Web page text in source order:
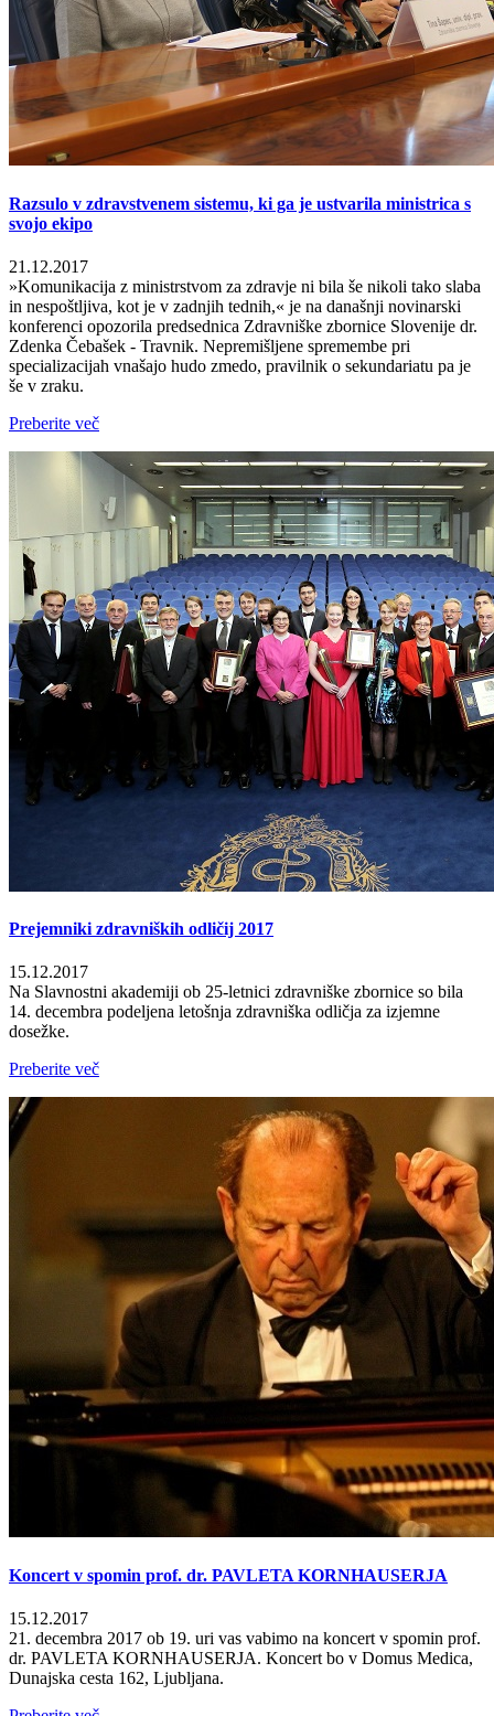
Razsulo v zdravstvenem sistemu, ki ga je ustvarila ministrica s
svojo ekipo
21.12.2017
»Komunikacija z ministrstvom za zdravje ni bila še nikoli tako slaba
in nespoštljiva, kot je v zadnjih tednih,« je na današnji novinarski
konferenci opozorila predsednica Zdravniške zbornice Slovenije dr.
Zdenka Čebašek - Travnik. Nepremišljene spremembe pri
specializacijah vnašajo hudo zmedo, pravilnik o sekundariatu pa je
še v zraku.
Preberite več
Prejemniki zdravniških odličij 2017
15.12.2017
Na Slavnostni akademiji ob 25-letnici zdravniške zbornice so bila
14. decembra podeljena letošnja zdravniška odličja za izjemne
dosežke.
Preberite več
Koncert v spomin prof. dr. PAVLETA KORNHAUSERJA
15.12.2017
21. decembra 2017 ob 19. uri vas vabimo na koncert v spomin prof.
dr. PAVLETA KORNHAUSERJA. Koncert bo v Domus Medica,
Dunajska cesta 162, Ljubljana.